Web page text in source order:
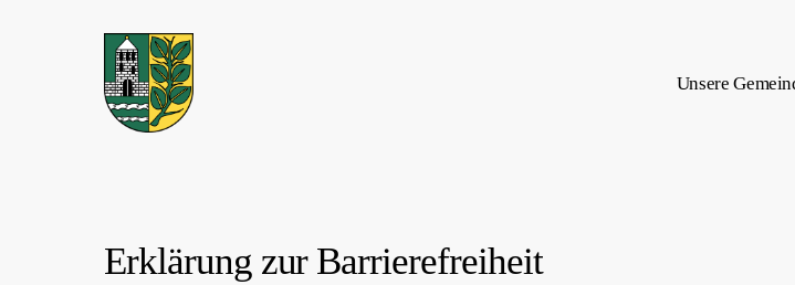
Unsere
Erklärung zur Barrierefreiheit